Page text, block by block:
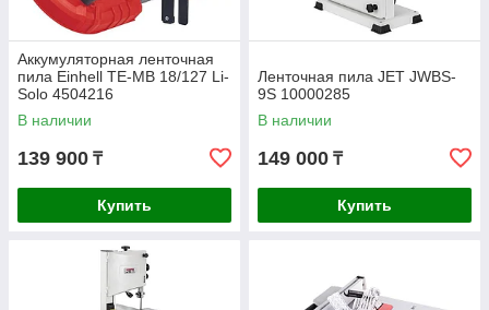
Аккумуляторная ленточная
пила Einhell TE-MB 18/127 Li-
Solo 4504216
В наличии
139 900 ₸
Купить
Ленточная пила JET JWBS-
9S 10000285
В наличии
149 000 ₸
Купить